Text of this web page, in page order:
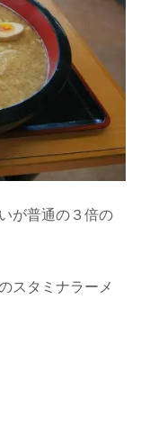
が普通の３倍の
スタミナラーメ